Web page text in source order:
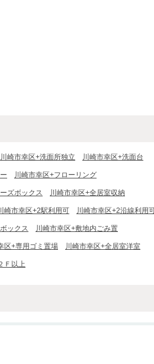
川崎市幸区+洗面所独立 川崎市幸区+洗面台
川崎市幸区+フローリング
ズボックス 川崎市幸区+全居室収納
崎市幸区+2駅利用可 川崎市幸区+2沿線利用
ックス 川崎市幸区+敷地内ごみ置
区+専用ゴミ置場 川崎市幸区+全居室洋室
Ｆ以上